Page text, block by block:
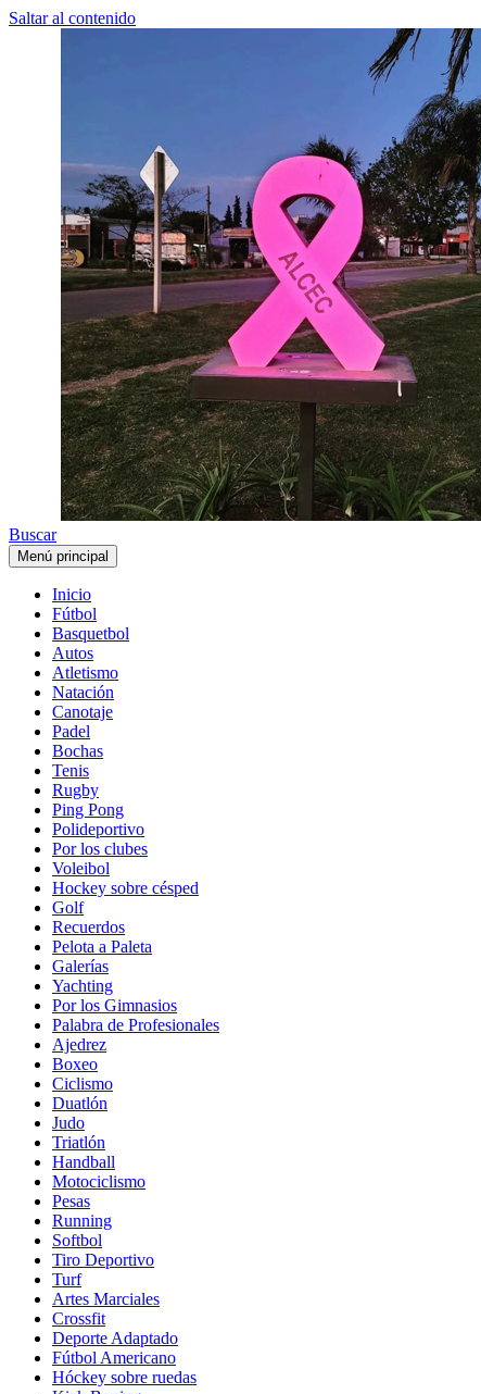
Saltar al contenido
Buscar
Menú principal
Inicio
Fútbol
Basquetbol
Autos
Atletismo
Natación
Canotaje
Padel
Bochas
Tenis
Rugby
Ping Pong
Polideportivo
Por los clubes
Voleibol
Hockey sobre césped
Golf
Recuerdos
Pelota a Paleta
Galerías
Yachting
Por los Gimnasios
Palabra de Profesionales
Ajedrez
Boxeo
Ciclismo
Duatlón
Judo
Triatlón
Handball
Motociclismo
Pesas
Running
Softbol
Tiro Deportivo
Turf
Artes Marciales
Crossfit
Deporte Adaptado
Fútbol Americano
Hóckey sobre ruedas